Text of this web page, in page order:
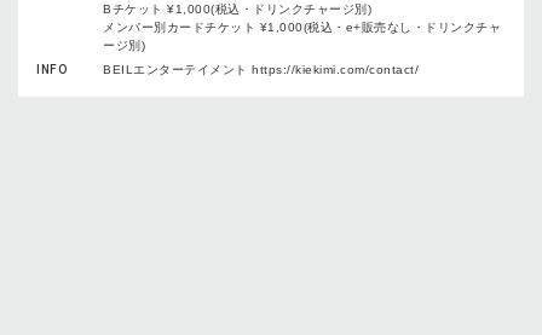
Bチケット ¥1,000(税込・ドリンクチャージ別)
メンバー別カードチケット ¥1,000(税込・e+販売なし・ドリンクチャ
ージ別)
INFO
BEILエンターテイメント https://kiekimi.com/contact/